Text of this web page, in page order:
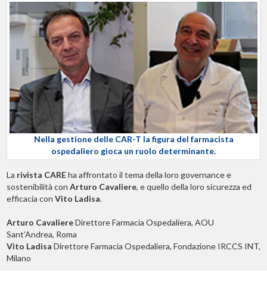
Nella gestione delle CAR-T la figura del farmacista
ospedaliero gioca un ruolo determinante.
La rivista CAREha affrontato il tema della loro governance e
sostenibilità con Arturo Cavaliere, e quello della loro sicurezza ed
efficacia con Vito Ladisa.
Arturo CavaliereDirettore Farmacia Ospedaliera, AOU
Sant’Andrea, Roma
Vito Ladisa Direttore Farmacia Ospedaliera, Fondazione IRCCS INT,
Milano